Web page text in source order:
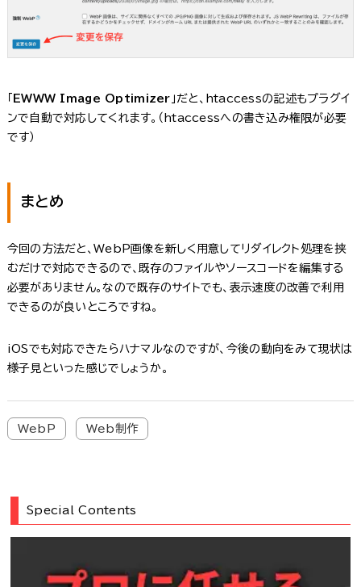
「 EWWW Image Optimizer 」だと、htaccessの記述もプラグイ
ンで自動で対応してくれます。（htaccessへの書き込み権限が必要
です）
まとめ
今回の方法だと、WebP画像を新しく用意してリダイレクト処理を挟
むだけで対応できるので、既存のファイルやソースコードを編集する
必要がありません。なので既存のサイトでも、表示速度の改善で利用
できるのが良いところですね。
iOSでも対応できたらハナマルなのですが、今後の動向をみて現状は
様子見といった感じでしょうか。
WebP Web制作
Special Contents